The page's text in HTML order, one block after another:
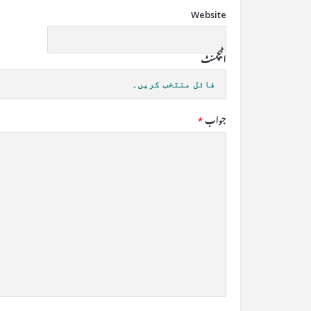
Website
اٹیچمنٹ
فائل منتخب کریں۔
جواب *